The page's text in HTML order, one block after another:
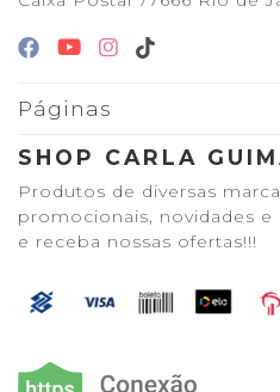
Páginas
SHOP CARLA
Produtos de diversas
promocionais, novidades e
e receba nossas ofertas!!!